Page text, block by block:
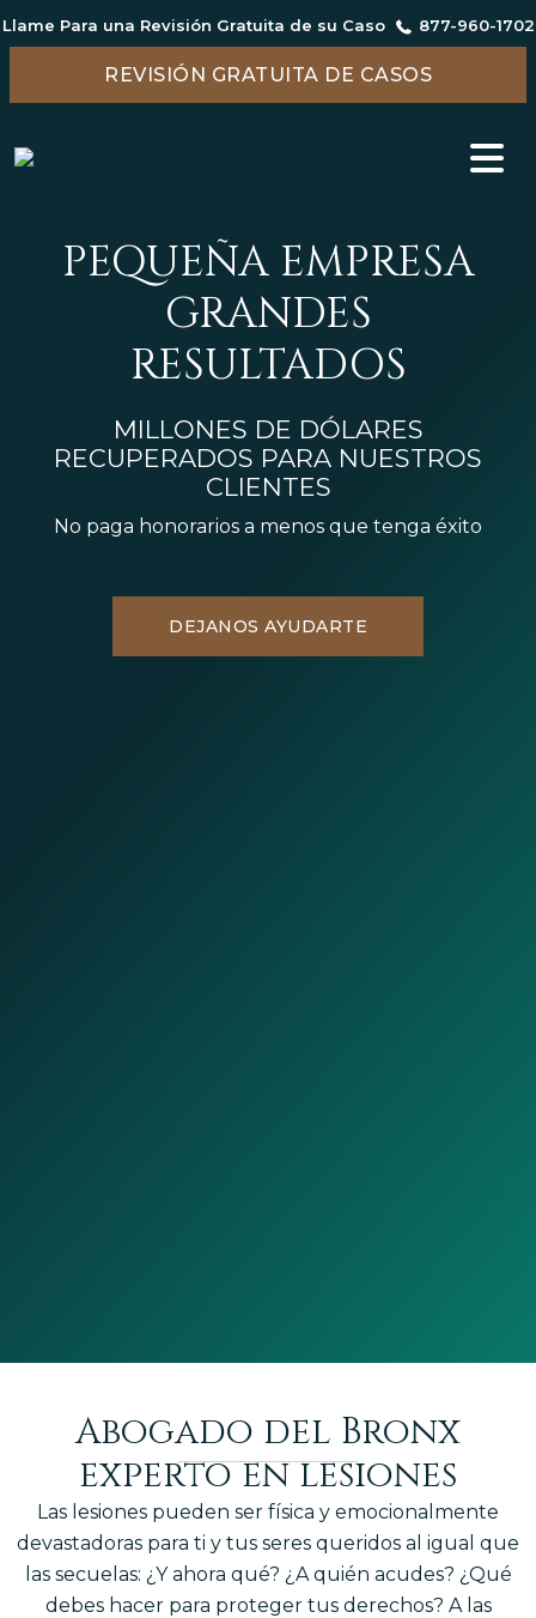
Llame Para una Revisión Gratuita de su Caso 877-960-1702
REVISIÓN GRATUITA DE CASOS
PEQUEÑA EMPRESA
GRANDES
RESULTADOS
MILLONES DE DÓLARES
RECUPERADOS PARA NUESTROS
CLIENTES
No paga honorarios a menos que tenga éxito
DEJANOS AYUDARTE
Abogado del Bronx
experto en lesiones
Las lesiones pueden ser física y emocionalmente
devastadoras para ti y tus seres queridos al igual que
las secuelas: ¿Y ahora qué? ¿A quién acudes? ¿Qué
debes hacer para proteger tus derechos? A las